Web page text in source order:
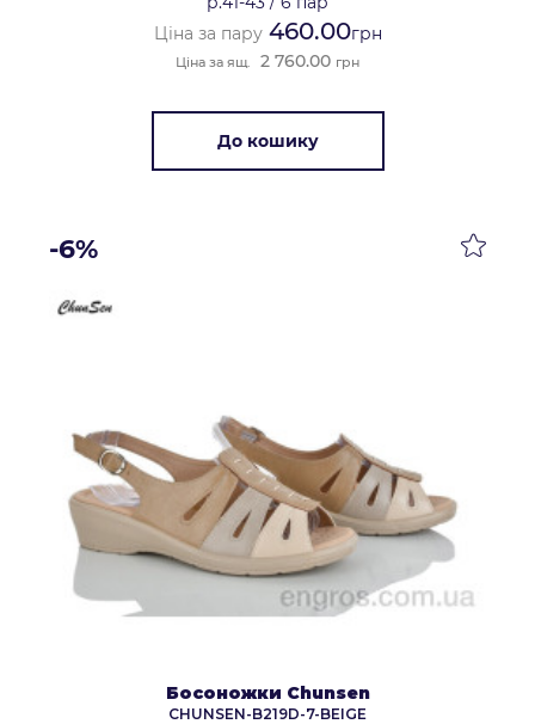
Ціна за пару460.00грн
Ціна за ящ. 2 760.00 грн
До кошику
-6%
Босоножки Chunsen
CHUNSEN-B219D-7-BEIGE